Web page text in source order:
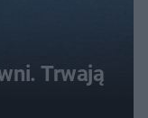
Trwają